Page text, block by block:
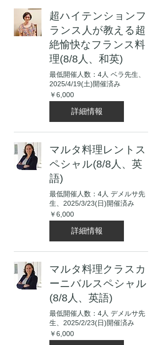
超ハイテンションフ
ランス人が教える超
絶愉快なフランス料
理(8/8人、和英)
最低開催人数：4人 ベラ先生、
2025/4/19(土)開催済み
6,000
円
￥6,000
詳細情報
マルタ料理レントス
ペシャル(8/8人、英
語)
最低開催人数：4人 デメルサ先
生、2025/3/23(日)開催済み
6,000
円
￥6,000
詳細情報
マルタ料理クラスカ
ーニバルスペシャル
(8/8人、英語)
最低開催人数：4人 デメルサ先
生、2025/2/23(日)開催済み
6,000
円
￥6,000